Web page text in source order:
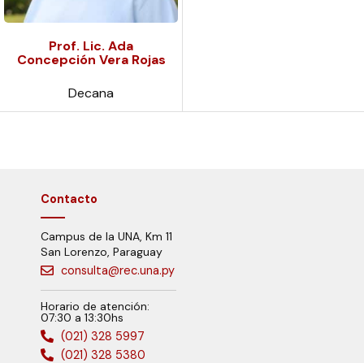
Prof. Lic. Ada
Concepción Vera Rojas
Decana
Contacto
Campus de la UNA, Km 11
San Lorenzo, Paraguay
consulta@rec.una.py
Horario de atención:
07:30 a 13:30hs
(021) 328 5997
(021) 328 5380